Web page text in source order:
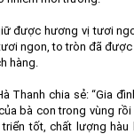
được hương vị tươi
ngon, to tròn đã
hàng.
Thanh chia sẻ: “Gia
bà con trong vùng
triển tốt, chất lượng